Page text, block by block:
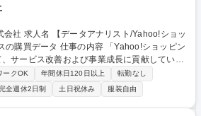
ショッ
容 「Yahoo!ショッピン
サービス改善および事業成長に貢献していた
ング・企画の意思決定層と密接に連携し、課
意思決定に資するインサイト
。■事業KPIのモニタリングおよびデータ分析
よびレポーティング■事業・マーケティン
ークOK 年間休日120日以上
転勤なし
全週休2日制 土日祝休み 服装自由